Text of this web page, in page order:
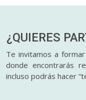
¿QUIERES
Te invitamos a
donde encontrarás
incluso podrás hacer